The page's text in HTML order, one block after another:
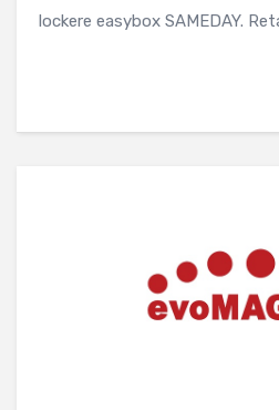
lockere easybox SAMEDAY.